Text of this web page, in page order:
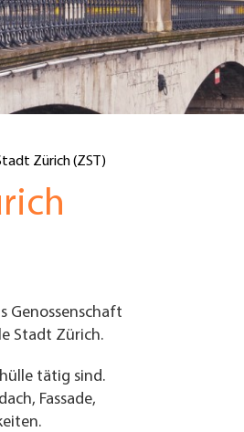
Zürich (ZST)
Genossenschaft
Stadt Zürich.
tätig sind.
Fassade,